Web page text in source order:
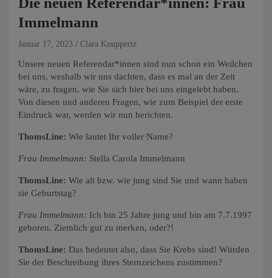
Immelmann
Januar 17, 2023 Clara Knuppertz
Unsere neuen Referendar*innen sind nun schon ein Weilchen
bei uns, weshalb wir uns dachten, dass es mal an der Zeit
wäre, zu fragen, wie Sie sich hier bei uns eingelebt haben.
Von diesen und anderen Fragen, wie zum Beispiel der erste
Eindruck war, werden wir nun berichten.
ThomsLine: Wie lautet Ihr voller Name?
Frau Immelmann: Stella Carola Immelmann
ThomsLine: Wie alt bzw. wie jung sind Sie und wann haben
sie Geburtstag?
Frau Immelmann: Ich bin 25 Jahre jung und bin am 7.7.1997
geboren. Ziemlich gut zu merken, oder?!
ThomsLine: Das bedeutet also, dass Sie Krebs sind! Würden
Sie der Beschreibung ihres Sternzeichens zustimmen?